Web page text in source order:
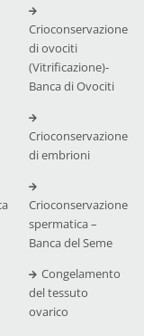
Crioconservazione
di ovociti
(Vitrificazione)-
Banca di Ovociti
Crioconservazione
di embrioni
Crioconservazione
spermatica –
Banca del Seme
Congelamento
del tessuto
ovarico